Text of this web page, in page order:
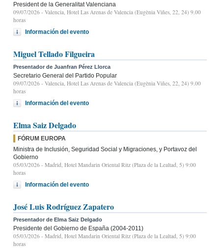
President de la Generalitat Valenciana
09/07/2026 - Valencia, Hotel Las Arenas de Valencia (Eugènia Viñes, 22, 24) 9.00
horas
Información del evento
Miguel Tellado Filgueira
Presentador de Juanfran Pérez Llorca
Secretario General del Partido Popular
09/07/2026 - Valencia, Hotel Las Arenas de Valencia (Eugènia Viñes, 22, 24) 9.00
horas
Información del evento
Elma Saiz Delgado
FÓRUM EUROPA
Ministra de Inclusión, Seguridad Social y Migraciones, y Portavoz del
Gobierno
05/03/2026 - Madrid, Hotel Mandarin Oriental Ritz (Plaza de la Lealtad, 5) 9:00
horas
Información del evento
José Luis Rodríguez Zapatero
Presentador de Elma Saiz Delgado
Presidente del Gobierno de España (2004-2011)
05/03/2026 - Madrid, Hotel Mandarin Oriental Ritz (Plaza de la Lealtad, 5) 9:00
horas